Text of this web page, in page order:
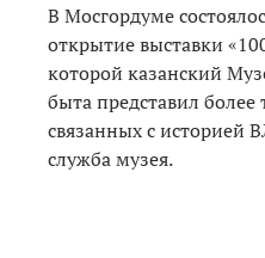
В Мосгордуме
открытие выставки
которой казанский
быта представил более
связанных с историей
служба музея.